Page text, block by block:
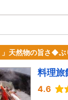
」天然物の旨さ◆
料理
4.6